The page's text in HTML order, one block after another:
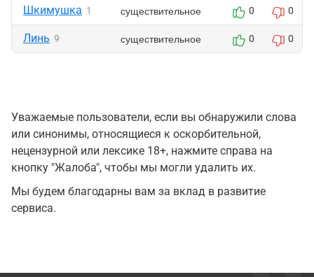
Шкимушка 1 существительное 0 0
Линь 9 существительное 0 0
Уважаемые пользователи, если вы обнаружили слова
или синонимы, относящиеся к оскорбительной,
нецензурной или лексике 18+, нажмите справа на
кнопку "Жалоба", чтобы мы могли удалить их.
Мы будем благодарны вам за вклад в развитие
сервиса.